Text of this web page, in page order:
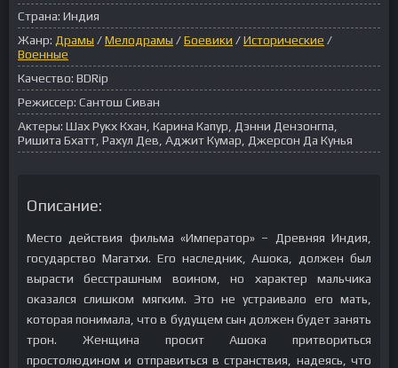
Страна: Индия
Жанр: Драмы /Мелодрамы /Боевики /Исторические /
Военные
Качество: BDRip
Режиссер: Сантош Сиван
Актеры: Шах Рукх Кхан, Карина Капур, Дэнни Дензонгпа,
Ришита Бхатт, Рахул Дев, Аджит Кумар, Джерсон Да Кунья
Описание:
Место действия фильма «Император» – Древняя Индия,
государство Магатхи. Его наследник, Ашока, должен был
вырасти бесстрашным воином, но характер мальчика
оказался слишком мягким. Это не устраивало его мать,
которая понимала, что в будущем сын должен будет занять
трон. Женщина просит Ашока притвориться
простолюдином и отправиться в странствия, надеясь, что